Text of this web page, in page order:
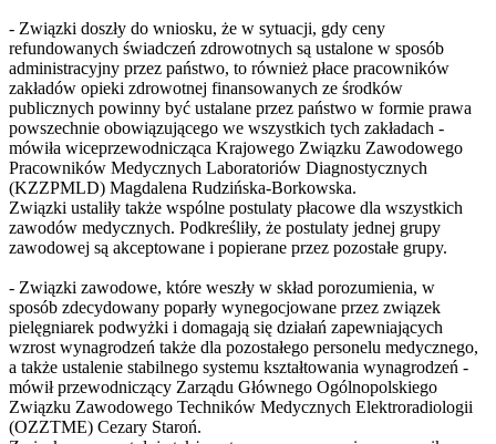
- Związki doszły do wniosku, że w sytuacji, gdy ceny
refundowanych świadczeń zdrowotnych są ustalone w sposób
administracyjny przez państwo, to również płace pracowników
zakładów opieki zdrowotnej finansowanych ze środków
publicznych powinny być ustalane przez państwo w formie prawa
powszechnie obowiązującego we wszystkich tych zakładach -
mówiła wiceprzewodnicząca Krajowego Związku Zawodowego
Pracowników Medycznych Laboratoriów Diagnostycznych
(KZZPMLD) Magdalena Rudzińska-Borkowska.
Związki ustaliły także wspólne postulaty płacowe dla wszystkich
zawodów medycznych. Podkreśliły, że postulaty jednej grupy
zawodowej są akceptowane i popierane przez pozostałe grupy.
- Związki zawodowe, które weszły w skład porozumienia, w
sposób zdecydowany poparły wynegocjowane przez związek
pielęgniarek podwyżki i domagają się działań zapewniających
wzrost wynagrodzeń także dla pozostałego personelu medycznego,
a także ustalenie stabilnego systemu kształtowania wynagrodzeń -
mówił przewodniczący Zarządu Głównego Ogólnopolskiego
Związku Zawodowego Techników Medycznych Elektroradiologii
(OZZTME) Cezary Staroń.